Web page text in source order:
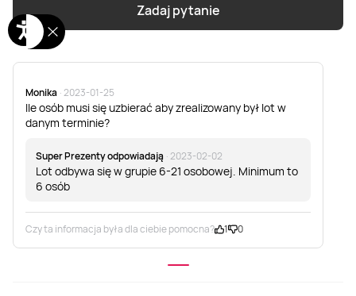
Zadaj pytanie
Monika · 2023-01-25
Ile osób musi się uzbierać aby zrealizowany był lot w
danym terminie?
Super Prezenty odpowiadają · 2023-02-02
Lot odbywa się w grupie 6-21 osobowej. Minimum to
6 osób
Czy ta informacja była dla ciebie pomocna? 1 0